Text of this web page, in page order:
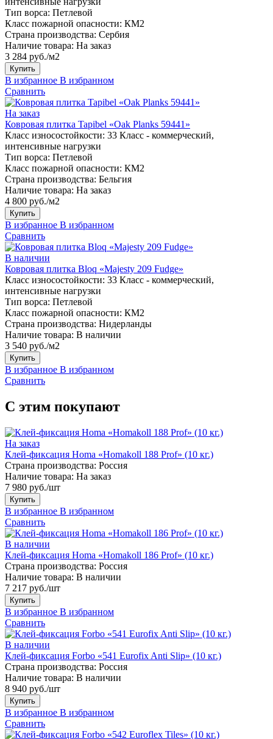
Тип ворса: Петлевой
Класс пожарной опасности: КМ2
Страна производства: Сербия
Наличие товара: На заказ
3 284 руб./м2
Купить
В избранное В избранном
Сравнить
На заказ
Ковровая плитка Tapibel «Oak Planks 59441»
Класс износостойкости: 33 Класс - коммерческий,
интенсивные нагрузки
Тип ворса: Петлевой
Класс пожарной опасности: КМ2
Страна производства: Бельгия
Наличие товара: На заказ
4 800 руб./м2
Купить
В избранное В избранном
Сравнить
В наличии
Ковровая плитка Bloq «Majesty 209 Fudge»
Класс износостойкости: 33 Класс - коммерческий,
интенсивные нагрузки
Тип ворса: Петлевой
Класс пожарной опасности: КМ2
Страна производства: Нидерланды
Наличие товара: В наличии
3 540 руб./м2
Купить
В избранное В избранном
Сравнить
С этим покупают
На заказ
Клей-фиксация Homa «Homakoll 188 Prof» (10 кг.)
Страна производства: Россия
Наличие товара: На заказ
7 980 руб./шт
Купить
В избранное В избранном
Сравнить
В наличии
Клей-фиксация Homa «Homakoll 186 Prof» (10 кг.)
Страна производства: Россия
Наличие товара: В наличии
7 217 руб./шт
Купить
В избранное В избранном
Сравнить
В наличии
Клей-фиксация Forbo «541 Eurofix Anti Slip» (10 кг.)
Страна производства: Россия
Наличие товара: В наличии
8 940 руб./шт
Купить
В избранное В избранном
Сравнить